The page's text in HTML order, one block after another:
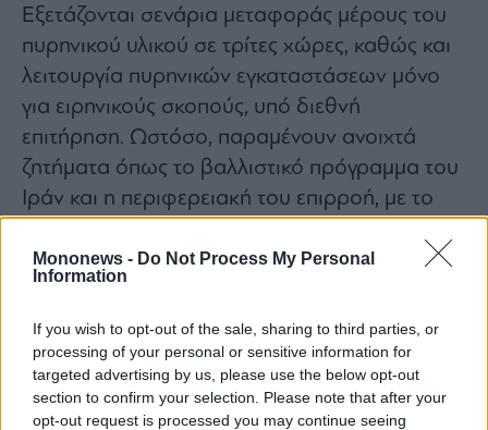
Mononews - Do Not Process My Personal
Information
If you wish to opt-out of the sale, sharing to third parties, or
processing of your personal or sensitive information for
targeted advertising by us, please use the below opt-out
section to confirm your selection. Please note that after your
opt-out request is processed you may continue seeing
Εξετάζονται σενάρια μεταφοράς μέρους του
πυρηνικού υλικού σε τρίτες χώρες, καθώς και
λειτουργία πυρηνικών εγκαταστάσεων μόνο
για ειρηνικούς σκοπούς, υπό διεθνή
επιτήρηση. Ωστόσο, παραμένουν ανοιχτά
ζητήματα όπως το βαλλιστικό πρόγραμμα του
Ιράν και η περιφερειακή του επιρροή, με το
συμπερίληψή τους στη συμφωνία.
βρίσκονται «πολύ κοντά» σε συμφωνία και ότι
νέος γύρος συνομιλιών αναμένεται άμεσα,
πιθανότατα στο Ισλαμαμπάντ, με τη
διαμεσολάβηση του Πακιστάν και τη στήριξη